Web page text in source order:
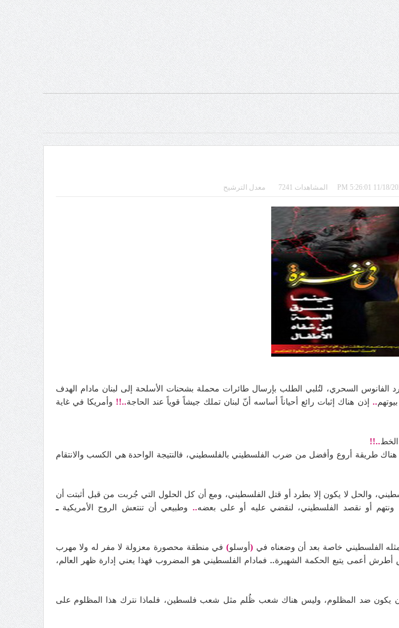
المشاهدات 7241 معدل الترشيح
الفانوس السحري، لتُلبي الطلب بإرسال طائرات محملة بشحنات الأسلحة إلى لبنان مادام الهدف
.. إذن هناك إثبات رائع أحياناً أساسه أنّ لبنان تملك جيشاً قوياً عند الحاجة..!! وأمريكا في غاية
..!!
طريقة أروع وأفضل من ضرب الفلسطيني بالفلسطيني، فالنتيجة الواحدة هي الكسب والانتقام
والحل لا يكون إلا بطرد أو قتل الفلسطيني، ومع أن كل الحلول التي جُربت من قبل أثبتت أن
أو نقصد الفلسطيني، لنقضي عليه أو على بعضه.. وطبيعي أن تنتعش الروح الأمريكيةـ
الفلسطيني خاصة بعد أن وضعناه في (أوسلو)في منطقة محصورة معزولة لا مفر له ولا مهرب
أطرش أعمى يتبع الحكمة الشهيرة.. فمادام الفلسطيني هو المضروب فهذا يعني إدارة ظهر العالم،
يكون ضد المظلوم، وليس هناك شعب ظُلم مثل شعب فلسطين، فلماذا نترك هذا المظلوم على